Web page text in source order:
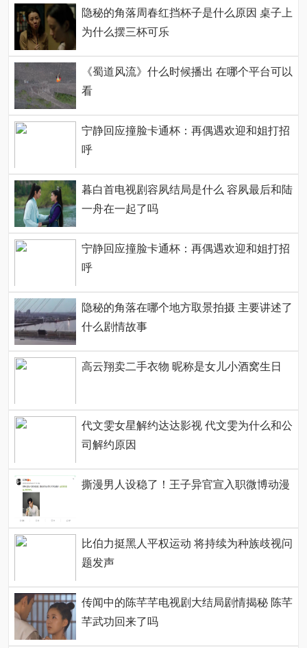
隐秘的角落周春红挡杯子是什么原因 桌子上
为什么摆三杯可乐
《蜀道风流》什么时候播出 在哪个平台可以
看
宁静回应撞脸卡通杯：再偶遇欢迎和姐打招
呼
暮白首电视剧容夙结局是什么 容夙最后和陆
一舟在一起了吗
宁静回应撞脸卡通杯：再偶遇欢迎和姐打招
呼
隐秘的角落在哪个地方取景拍摄 主要讲述了
什么剧情故事
高云翔卖二手衣物 昵称是女儿小酒窝生日
代文雯女星解约达达影视 代文雯为什么和公
司解约原因
撕漫男人设稳了！王子异官宣入职微博动漫
比伯力挺黑人平权运动 将持续为种族歧视问
题发声
传闻中的陈芊芊电视剧大结局剧情揭秘 陈芊
芊武功回来了吗